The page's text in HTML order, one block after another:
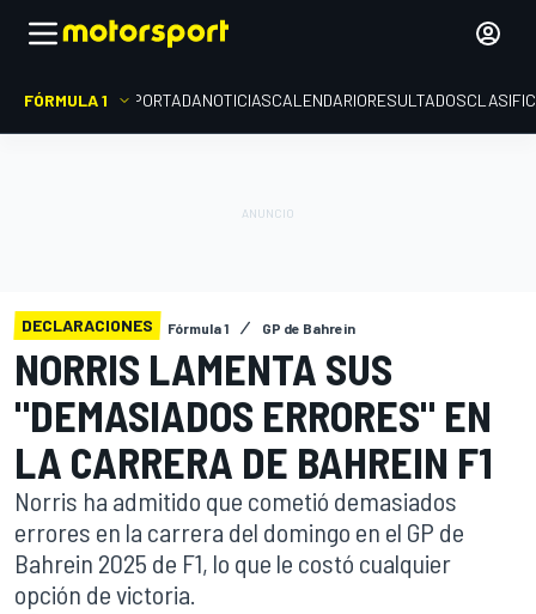
FÓRMULA 1 PORTADANOTICIASCALENDARIORESULTADOS
DECLARACIONES Fórmula 1 GP de Bahrein
NORRIS LAMENTA SUS
"DEMASIADOS ERRORES" EN
LA CARRERA DE BAHREIN F1
Norris ha admitido que cometió demasiados
errores en la carrera del domingo en el GP de
Bahrein 2025 de F1, lo que le costó cualquier
opción de victoria.